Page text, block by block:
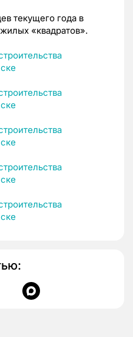
текущего года в
жилых «квадратов».